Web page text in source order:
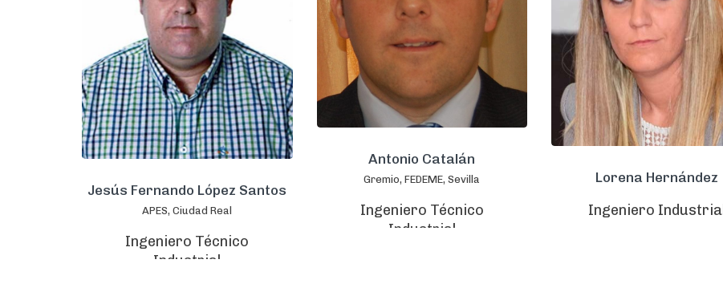
Jesús Fernando López Santos
APES, Ciudad Real
Ingeniero Técnico
Industrial
Antonio Catalán
Gremio, FEDEME, Sevilla
Ingeniero Técnico
Industrial
Lorena Hernández
Ingeniero Industrial